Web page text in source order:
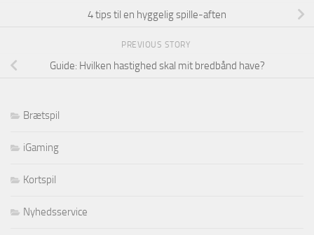
4 tips til en hyggelig spille-aften
PREVIOUS STORY
Guide: Hvilken hastighed skal mit bredbånd have?
Brætspil
iGaming
Kortspil
Nyhedsservice